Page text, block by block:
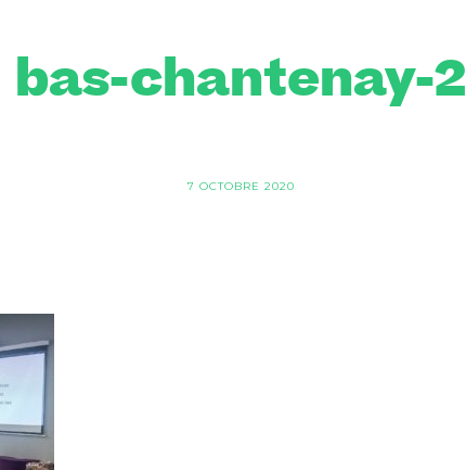
bas-chantenay-2
7 OCTOBRE 2020